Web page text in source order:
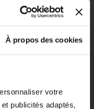
À propos des cookies
votre
publicités adaptés,
close
PRODUIT